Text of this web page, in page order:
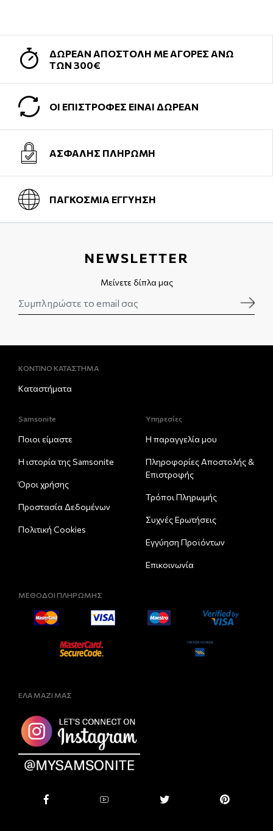
ΔΩΡΕΑΝ ΑΠΟΣΤΟΛΗ ΜΕ ΑΓΟΡΕΣ ΑΝΩ
ΤΩΝ 300€
ΟΙ ΕΠΙΣΤΡΟΦΕΣ ΕΙΝΑΙ ΔΩΡΕΑΝ
ΑΣΦΑΛΗΣ ΠΛΗΡΩΜΗ
ΠΑΓΚΟΣΜΙΑ ΕΓΓΥΗΣΗ
NEWSLETTER
Μείνετε δίπλα μας
ΚΟΝΤΙΝΟ ΚΑΤΑΣΤΗΜΑ
Καταστήματα
Samsonite
Ποιοι είμαστε
Η ιστορία της Samsonite
Όροι χρήσης
Προστασία Δεδομένων
Πολιτική Cookies
Υπηρεσίες
Η παραγγελία μου
Πληροφορίες Αποστολής &
Eπιστροφής
Τρόποι Πληρωμής
Συχνές Ερωτήσεις
Εγγύηση Προϊόντων
Επικοινωνία
ΜΕΘΟΔΟΙ ΠΛΗΡΩΜΗΣ
ΕΛΑ ΜΑΖΙ ΜΑΣ